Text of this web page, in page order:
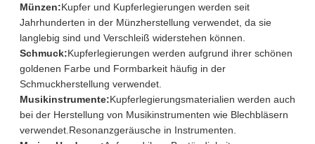
Münzen:Kupfer und Kupferlegierungen werden seit
Jahrhunderten in der Münzherstellung verwendet, da sie
langlebig sind und Verschleiß widerstehen können.
Schmuck:Kupferlegierungen werden aufgrund ihrer schönen
goldenen Farbe und Formbarkeit häufig in der
Schmuckherstellung verwendet.
Musikinstrumente:Kupferlegierungsmaterialien werden auch
bei der Herstellung von Musikinstrumenten wie Blechbläsern
verwendet.Resonanzgeräusche in Instrumenten.